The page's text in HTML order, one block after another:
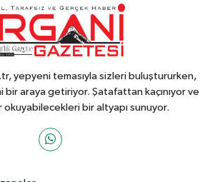
yepyeni temasıyla sizleri buluştururken,
bir araya getiriyor. Şatafattan kaçınıyor ve
okuyabilecekleri bir altyapı sunuyor.